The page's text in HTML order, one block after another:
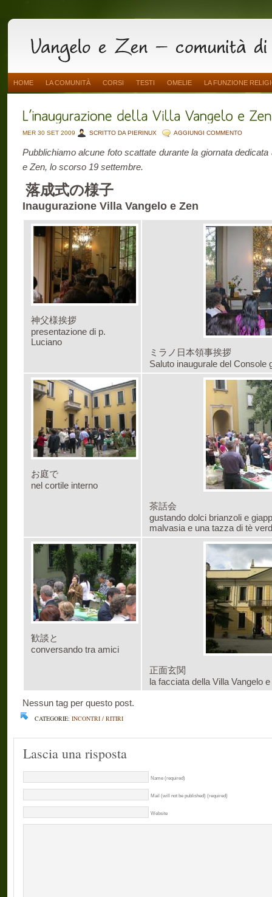
HOME LA COMUNITÀ CORSI TESTI OMELIE LA FUNZIONE
MER 30 SET 2009 SCRITTO DA PIERINUX AGGIUNGI COMMENTO
Pubblichiamo alcune foto scattate durante la giornata dedicata
e Zen, lo scorso 19 settembre.
落成式の様子
Inaugurazione Villa Vangelo e Zen
神父様挨拶
presentazione di p.
Luciano
ミラノ日本領事挨拶
Saluto inaugurale del Console
お庭で
nel cortile interno
茶話会
gustando dolci brianzoli e
malvasia e una tazza di tè
歓談と
conversando tra amici
正面玄関
la facciata della Villa Vangelo
Nessun tag per questo post.
CATEGORIE: INCONTRI / RITIRI
Lascia una risposta
Name (required)
Mail (will not be published) (required)
Website